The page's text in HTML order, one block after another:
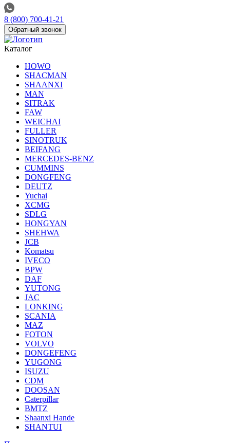
8 (800) 700-41-21
Обратный звонок
Каталог
HOWO
SHACMAN
SHAANXI
MAN
SITRAK
FAW
WEICHAI
FULLER
SINOTRUK
BEIFANG
MERCEDES-BENZ
CUMMINS
DONGFENG
DEUTZ
Yuchai
XCMG
SDLG
HONGYAN
SHEHWA
JCB
Komatsu
IVECO
BPW
DAF
YUTONG
JAC
LONKING
SCANIA
MAZ
FOTON
VOLVO
DONGEFENG
YUGONG
ISUZU
CDM
DOOSAN
Caterpillar
BMTZ
Shaanxi Hande
SHANTUI